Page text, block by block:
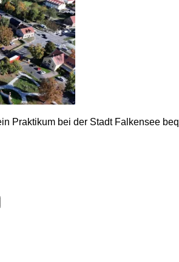
Praktikum bei der Stadt Falkensee